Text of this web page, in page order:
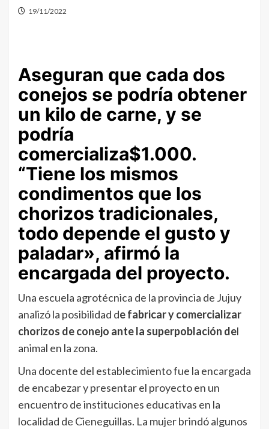
19/11/2022
Aseguran que cada dos
conejos se podría obtener
un kilo de carne, y se
podría
comercializa$1.000.
“Tiene los mismos
condimentos que los
chorizos tradicionales,
todo depende el gusto y
paladar», afirmó la
encargada del proyecto.
Una escuela agrotécnica de la provincia de Jujuy
analizó la posibilidad de fabricar y comercializar
chorizos de conejo ante la superpoblación del
animal en la zona.
Una docente del establecimiento fue la encargada
de encabezar y presentar el proyecto en un
encuentro de instituciones educativas en la
localidad de Cieneguillas. La mujer brindó algunos